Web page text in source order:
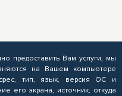
предоставить Вам услуги, мы
на Вашем компьютере
тип, язык, версия ОС и
его экрана, источник, откуда